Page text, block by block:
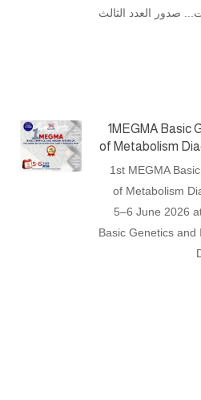
صدور العدد الثالث
1MEGMA Basic
of Metabolism
1st MEGMA
of Metabolism
5–6 June 2026
Basic Genetics